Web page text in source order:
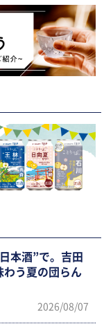
本酒”で。吉田
わう夏の団らん
2026/08/07